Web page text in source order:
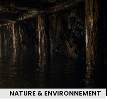
NATURE & ENVIRONNEMENT